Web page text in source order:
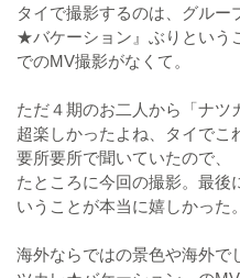
タイで撮影するのは、グルー
★バケーション』ぶりという
でのMV撮影がなくて。
ただ４期のお二人から「ナツ
超楽しかったよね、タイでこ
要所要所で聞いていたので、
たところに今回の撮影。最後
いうことが本当に嬉しかった。
海外ならではの景色や海外で